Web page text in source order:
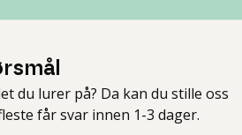
du lurer på? Da kan du stille oss
får svar innen 1-3 dager.